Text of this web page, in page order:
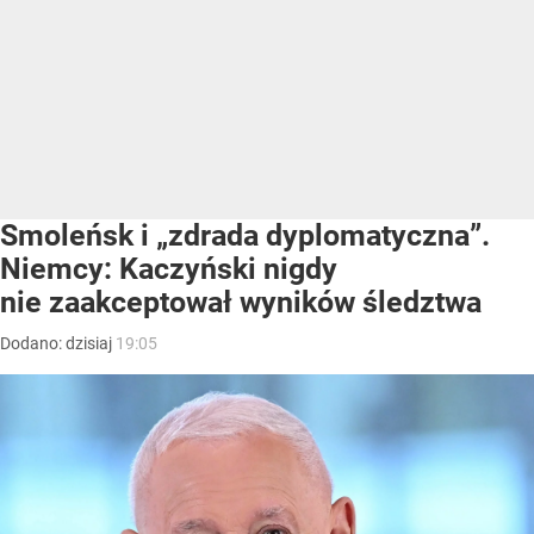
Smoleńsk i „zdrada dyplomatyczna”.
Niemcy: Kaczyński nigdy
nie zaakceptował wyników śledztwa
Dodano:dzisiaj 19:05